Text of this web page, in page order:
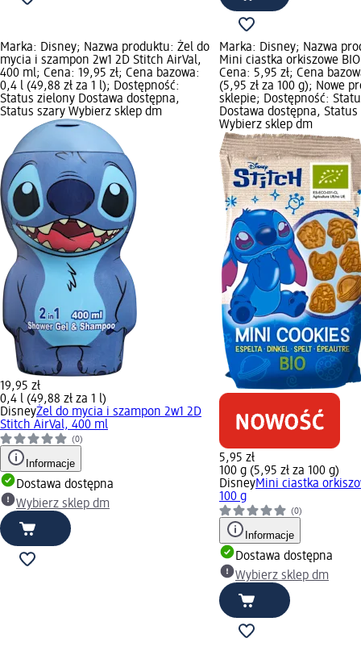
Marka: Disney; Nazwa produktu: Żel do
mycia i szampon 2w1 2D Stitch AirVal,
400 ml; Cena: 19,95 zł; Cena bazowa:
0,4 l (49,88 zł za 1 l); Dostępność:
Status zielony Dostawa dostępna,
Status szary Wybierz sklep dm
19,95 zł
0,4 l (49,88 zł za 1 l)
DisneyŻel do mycia i szampon 2w1 2D
Stitch AirVal, 400 ml
(0)
Informacje
Dostawa dostępna
Wybierz sklep dm
Marka: Disney; Nazwa
Mini ciastka orkiszowe
Cena: 5,95 zł; Cena
(5,95 zł za 100 g); Nowe
sklepie; Dostępność:
Dostawa dostępna, Status
Wybierz sklep dm
5,95 zł
100 g (5,95 zł za 100 g)
DisneyMini ciastka
100 g
(0)
Informacje
Dostawa dostępna
Wybierz sklep dm